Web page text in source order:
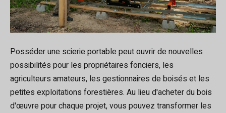
Posséder une scierie portable peut ouvrir de nouvelles
possibilités pour les propriétaires fonciers, les
agriculteurs amateurs, les gestionnaires de boisés et les
petites exploitations forestières. Au lieu d'acheter du bois
d'œuvre pour chaque projet, vous pouvez transformer les